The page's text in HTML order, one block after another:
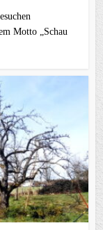
Motto „Schau